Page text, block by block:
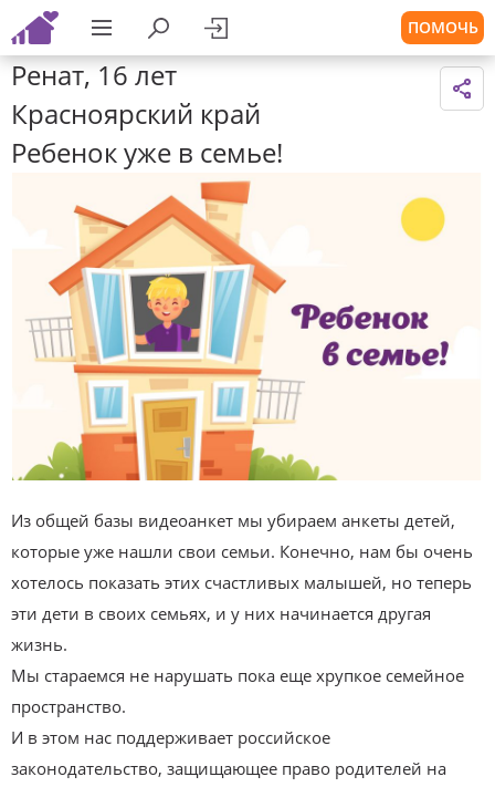
ПОМОЧЬ
Ренат, 16 лет
Красноярский край
Ребенок уже в семье!
Из общей базы видеоанкет мы убираем анкеты детей,
которые уже нашли свои семьи. Конечно, нам бы очень
хотелось показать этих счастливых малышей, но теперь
эти дети в своих семьях, и у них начинается другая
жизнь.
Мы стараемся не нарушать пока еще хрупкое семейное
пространство.
И в этом нас поддерживает российское
законодательство, защищающее право родителей на